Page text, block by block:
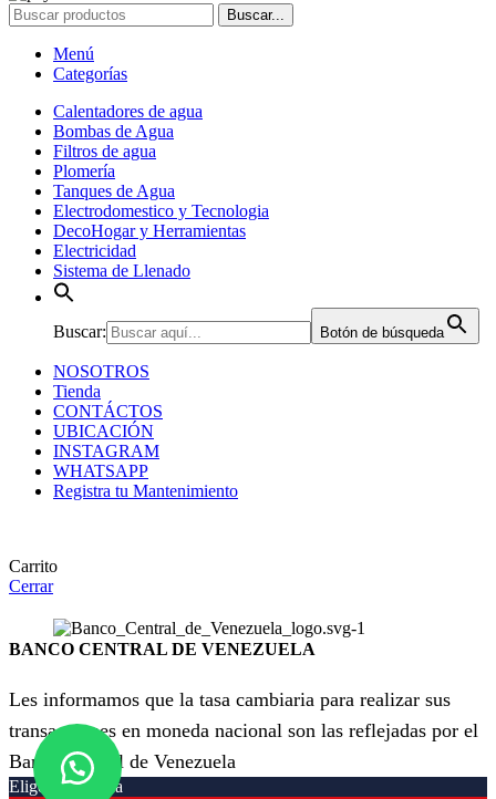
Buscar...
Menú
Categorías
Calentadores de agua
Bombas de Agua
Filtros de agua
Plomería
Tanques de Agua
Electrodomestico y Tecnologia
DecoHogar y Herramientas
Electricidad
Sistema de Llenado
Buscar: Botón de búsqueda
NOSOTROS
Tienda
CONTÁCTOS
UBICACIÓN
INSTAGRAM
WHATSAPP
Registra tu Mantenimiento
Carrito
Cerrar
BANCO CENTRAL DE VENEZUELA
Les informamos que la tasa cambiaria para realizar sus
transacciones en moneda nacional son las reflejadas por el
Banco Central de Venezuela
Elige tu moneda